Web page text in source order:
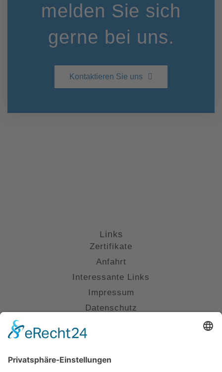
melden Sie sich
gerne bei uns.
Kontaktieren Sie uns
Links
Zertifikate
Anfahrt
Interessante Links
Impressum
Datenschutz
info@kanzlei-smannheim.de